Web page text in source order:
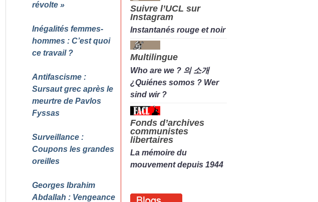
révolte »
Inégalités femmes-
hommes : C’est quoi
ce travail ?
Antifascisme :
Sursaut grec après le
meurtre de Pavlos
Fyssas
Surveillance :
Coupons les grandes
oreilles
Georges Ibrahim
Abdallah : Vengeance
Suivre l’UCL sur
Instagram
Instantanés rouge et noir
Multilingue
Who are we ? 의 소개
¿Quiénes somos ? Wer
sind wir ?
Fonds d’archives
communistes
libertaires
La mémoire du
mouvement depuis 1944